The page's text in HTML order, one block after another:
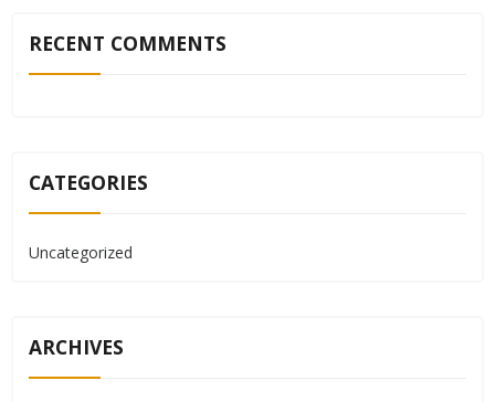
RECENT COMMENTS
CATEGORIES
Uncategorized
ARCHIVES